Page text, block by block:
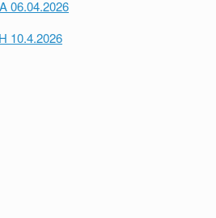
06.04.2026
10.4.2026